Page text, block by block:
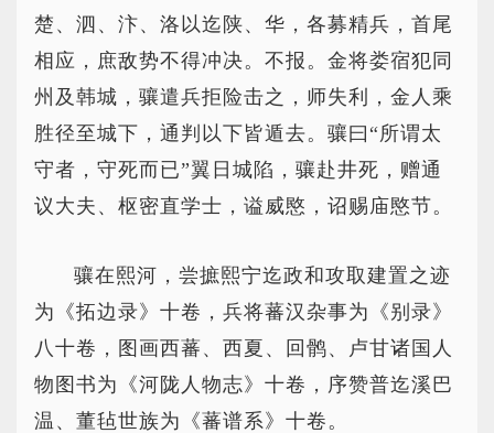
楚、泗、汴、洛以迄陕、华，各募精兵，首尾
相应，庶敌势不得冲决。不报。金将娄宿犯同
州及韩城，骧遣兵拒险击之，师失利，金人乘
胜径至城下，通判以下皆遁去。骧曰“所谓太
守者，守死而已”翼日城陷，骧赴井死，赠通
议大夫、枢密直学士，谥威愍，诏赐庙愍节。
骧在熙河，尝摭熙宁迄政和攻取建置之迹
为《拓边录》十卷，兵将蕃汉杂事为《别录》
八十卷，图画西蕃、西夏、回鹘、卢甘诸国人
物图书为《河陇人物志》十卷，序赞普迄溪巴
温、董毡世族为《蕃谱系》十卷。